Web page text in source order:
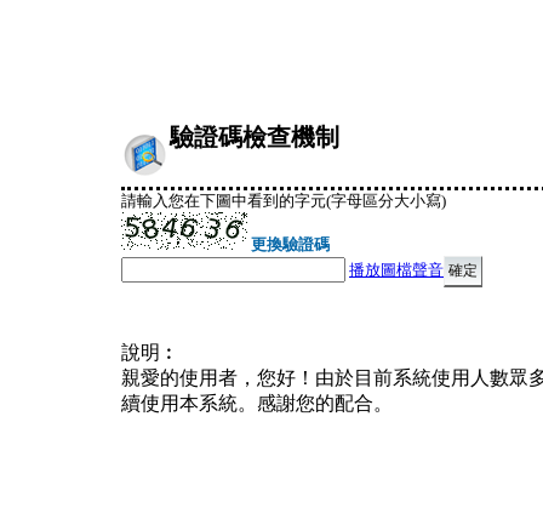
驗證碼檢查機制
請輸入您在下圖中看到的字元(字母區分大小寫)
更換驗證碼
播放圖檔聲音
說明︰
親愛的使用者，您好！由於目前系統使用人數眾
續使用本系統。感謝您的配合。